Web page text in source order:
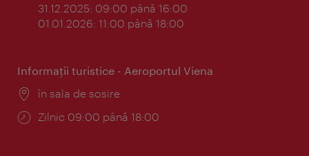
31.12.2025: 09:00 până 16:00
01.01.2026: 11:00 până 18:00
Informaţii turistice - Aeroportul Viena
Locul:
în sala de sosire
Program:
Zilnic 09:00 până 18:00